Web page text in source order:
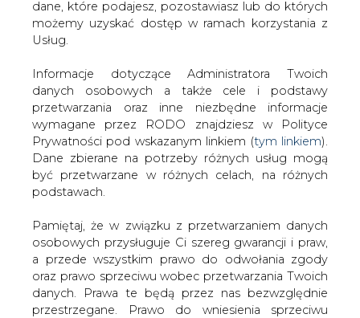
dane, które podajesz, pozostawiasz lub do których
możemy uzyskać dostęp w ramach korzystania z
Usług.
Informacje dotyczące Administratora Twoich
danych osobowych a także cele i podstawy
przetwarzania oraz inne niezbędne informacje
wymagane przez RODO znajdziesz w Polityce
Prywatności pod wskazanym linkiem (tym linkiem).
Dane zbierane na potrzeby różnych usług mogą
być przetwarzane w różnych celach, na różnych
podstawach.
Pamiętaj, że w związku z przetwarzaniem danych
osobowych przysługuje Ci szereg gwarancji i praw,
a przede wszystkim prawo do odwołania zgody
oraz prawo sprzeciwu wobec przetwarzania Twoich
danych. Prawa te będą przez nas bezwzględnie
przestrzegane. Prawo do wniesienia sprzeciwu
Białoruś/ Polskie placówki dyplomatyczne opuściły
flagi w związku z żałobą narodową
drukuj
skomentuj
udostępnij
Białoruś/ Polskie placówki